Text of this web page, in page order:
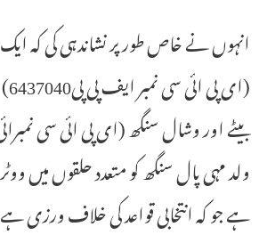
انہوں نے خاص طور پر نشاندہی کی کہ ایک
ولد مہی پال سنگھ کو متعدد حلقوں میں
ہے جو کہ انتخابی قواعد کی خلاف ورزی